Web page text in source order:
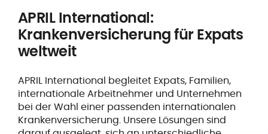
APRIL International:
Krankenversicherung für Expats
weltweit
APRIL International begleitet Expats, Familien,
internationale Arbeitnehmer und Unternehmen
bei der Wahl einer passenden internationalen
Krankenversicherung. Unsere Lösungen sind